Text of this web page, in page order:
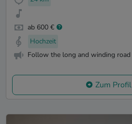
ab 600 €
Hochzeit
Follow the long and winding road
Zum Profil